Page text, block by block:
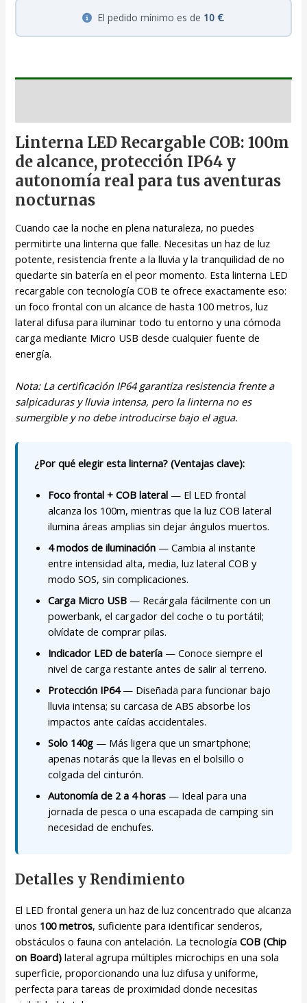
El pedido mínimo es de 10 €.
Linterna LED Recargable COB: 100m
de alcance, protección IP64 y
autonomía real para tus aventuras
nocturnas
Cuando cae la noche en plena naturaleza, no puedes
permitirte una linterna que falle. Necesitas un haz de luz
potente, resistencia frente a la lluvia y la tranquilidad de no
quedarte sin batería en el peor momento. Esta linterna LED
recargable con tecnología COB te ofrece exactamente eso:
un foco frontal con un alcance de hasta 100 metros, luz
lateral difusa para iluminar todo tu entorno y una cómoda
carga mediante Micro USB desde cualquier fuente de
energía.
Nota: La certificación IP64 garantiza resistencia frente a
salpicaduras y lluvia intensa, pero la linterna no es
sumergible y no debe introducirse bajo el agua.
¿Por qué elegir esta linterna? (Ventajas clave):
Foco frontal + COB lateral — El LED frontal
alcanza los 100m, mientras que la luz COB lateral
ilumina áreas amplias sin dejar ángulos muertos.
4 modos de iluminación — Cambia al instante
entre intensidad alta, media, luz lateral COB y
modo SOS, sin complicaciones.
Carga Micro USB — Recárgala fácilmente con un
powerbank, el cargador del coche o tu portátil;
olvídate de comprar pilas.
Indicador LED de batería — Conoce siempre el
nivel de carga restante antes de salir al terreno.
Protección IP64— Diseñada para funcionar bajo
lluvia intensa; su carcasa de ABS absorbe los
impactos ante caídas accidentales.
Solo 140g — Más ligera que un smartphone;
apenas notarás que la llevas en el bolsillo o
colgada del cinturón.
Autonomía de 2 a 4 horas — Ideal para una
jornada de pesca o una escapada de camping sin
necesidad de enchufes.
Detalles y Rendimiento
El LED frontal genera un haz de luz concentrado que alcanza
unos 100 metros, suficiente para identificar senderos,
obstáculos o fauna con antelación. La tecnologíaCOB (Chip
on Board) lateral agrupa múltiples microchips en una sola
superficie, proporcionando una luz difusa y uniforme,
perfecta para tareas de proximidad donde necesitas